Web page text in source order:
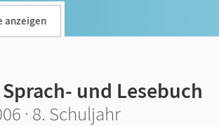
anzeigen
und Lesebuch
· 8. Schuljahr